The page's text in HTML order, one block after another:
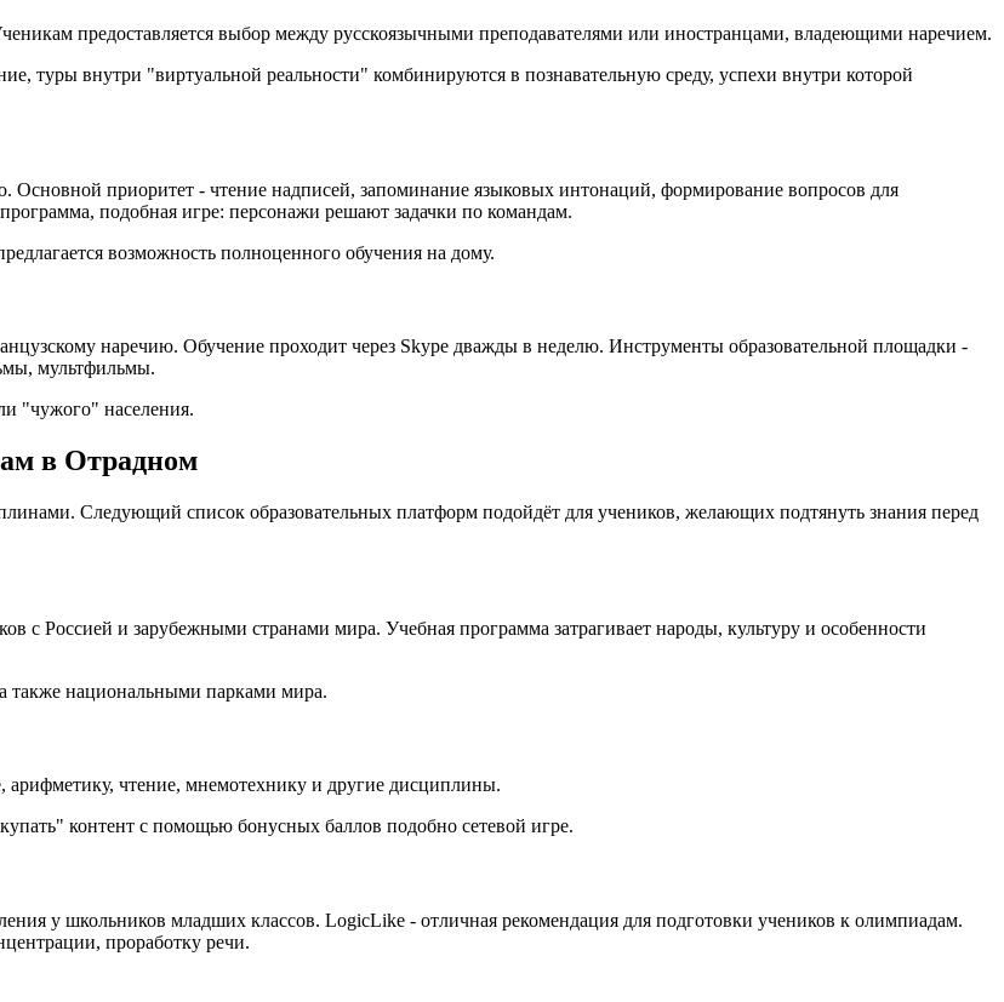
предоставляется выбор между русскоязычными преподавателями или иностранцами, владеющими наречием.
туры внутри "виртуальной реальности" комбинируются в познавательную среду, успехи внутри которой
Основной приоритет - чтение надписей, запоминание языковых интонаций, формирование вопросов для
подобная игре: персонажи решают задачки по командам.
возможность полноценного обучения на дому.
наречию. Обучение проходит через Skype дважды в неделю. Инструменты образовательной площадки -
мультфильмы.
"чужого" населения.
в Отрадном
Следующий список образовательных платформ подойдёт для учеников, желающих подтянуть знания перед
с Россией и зарубежными странами мира. Учебная программа затрагивает народы, культуру и особенности
также национальными парками мира.
арифметику, чтение, мнемотехнику и другие дисциплины.
контент с помощью бонусных баллов подобно сетевой игре.
у школьников младших классов. LogicLike - отличная рекомендация для подготовки учеников к олимпиадам.
проработку речи.